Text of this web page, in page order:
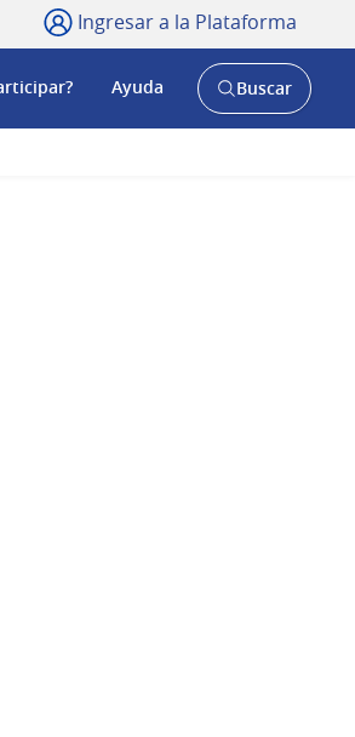
Ingresar a la Plataforma
Ayuda
AbrirBuscar